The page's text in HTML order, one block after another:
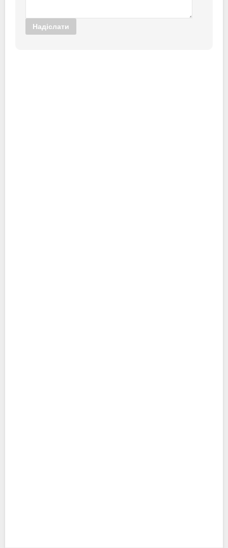
Надіслати